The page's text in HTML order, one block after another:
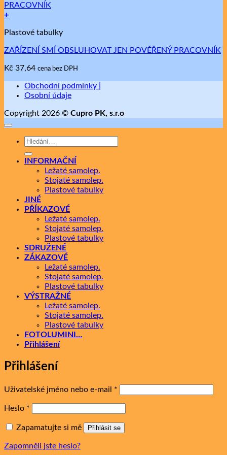
+
produkt
více
Možnosti
lze
vybrat
stránce
produktu
Plastové tabulky
ZAŘÍZENÍ SMÍ OBSLUHOVAT JEN POVĚŘENÝ PRACOVNÍK
Kč 37,64 cena bez DPH
Obchodní podmínky |
Osobní údaje
Copyright 2026 © Cupro PK, s.r.o
Hledat:
INFORMAČNÍ
Ležaté samolep.
Stojaté samolep.
Plastové tabulky
JINÉ
PŘÍKAZOVÉ
Ležaté samolep.
Stojaté samolep.
Plastové tabulky
SDRUŽENÉ
ZÁKAZOVÉ
Ležaté samolep.
Stojaté samolep.
Plastové tabulky
VÝSTRAŽNÉ
Ležaté samolep.
Stojaté samolep.
Plastové tabulky
FOTOLUMINI…
Přihlášení
Přihlášení
Uživatelské jméno nebo e-mail *
Heslo *
Zapamatujte si mě Přihlásit se
Zapomněli jste heslo?